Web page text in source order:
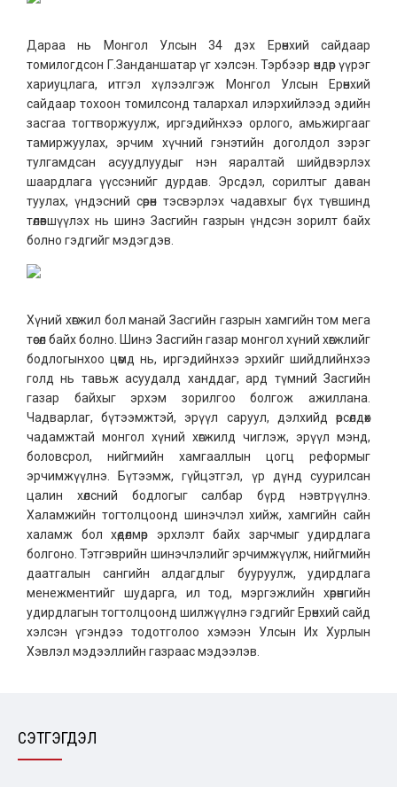
Дараа нь Монгол Улсын 34 дэх Ерөнхий сайдаар
томилогдсон Г.Занданшатар үг хэлсэн. Тэрбээр өндөр үүрэг
хариуцлага, итгэл хүлээлгэж Монгол Улсын Ерөнхий
сайдаар тохоон томилсонд талархал илэрхийлээд эдийн
засгаа тогтворжуулж, иргэдийнхээ орлого, амьжиргааг
тамиржуулах, эрчим хүчний гэнэтийн доголдол зэрэг
тулгамдсан асуудлуудыг нэн яаралтай шийдвэрлэх
шаардлага үүссэнийг дурдав. Эрсдэл, сорилтыг даван
туулах, үндэсний сөрөн тэсвэрлэх чадавхыг бүх түвшинд
төлөвшүүлэх нь шинэ Засгийн газрын үндсэн зорилт байх
болно гэдгийг мэдэгдэв.
Хүний хөгжил бол манай Засгийн газрын хамгийн том мега
төсөл байх болно. Шинэ Засгийн газар монгол хүний хөгжлийг
бодлогынхоо цөмд нь, иргэдийнхээ эрхийг шийдлийнхээ
голд нь тавьж асуудалд ханддаг, ард түмний Засгийн
газар байхыг эрхэм зорилгоо болгож ажиллана.
Чадварлаг, бүтээмжтэй, эрүүл саруул, дэлхийд өрсөлдөх
чадамжтай монгол хүний хөгжилд чиглэж, эрүүл мэнд,
боловсрол, нийгмийн хамгааллын цогц реформыг
эрчимжүүлнэ. Бүтээмж, гүйцэтгэл, үр дүнд суурилсан
цалин хөлсний бодлогыг салбар бүрд нэвтрүүлнэ.
Халамжийн тогтолцоонд шинэчлэл хийж, хамгийн сайн
халамж бол хөдөлмөр эрхлэлт байх зарчмыг удирдлага
болгоно. Тэтгэврийн шинэчлэлийг эрчимжүүлж, нийгмийн
даатгалын сангийн алдагдлыг бууруулж, удирдлага
менежментийг шударга, ил тод, мэргэжлийн хөрөнгийн
удирдлагын тогтолцоонд шилжүүлнэ гэдгийг Ерөнхий сайд
хэлсэн үгэндээ тодотголоо хэмээн Улсын Их Хурлын
Хэвлэл мэдээллийн газраас мэдээлэв.
СЭТГЭГДЭЛ